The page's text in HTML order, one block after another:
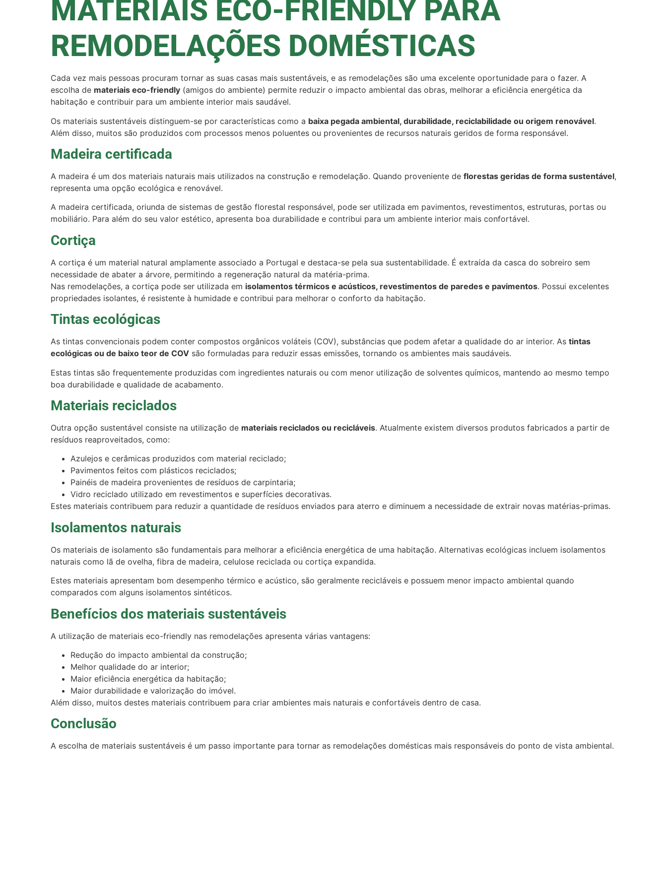
MATERIAIS ECO-FRIENDLY PARA
REMODELAÇÕES DOMÉSTICAS
Cada vez mais pessoas procuram tornar as suas casas mais sustentáveis, e as remodelações são uma excelente oportunidade para o fazer. A
escolha de materiais eco-friendly (amigos do ambiente) permite reduzir o impacto ambiental das obras, melhorar a eficiência energética da
habitação e contribuir para um ambiente interior mais saudável.
Os materiais sustentáveis distinguem-se por características como a baixa pegada ambiental, durabilidade, reciclabilidade ou origem renovável.
Além disso, muitos são produzidos com processos menos poluentes ou provenientes de recursos naturais geridos de forma responsável.
Madeira certificada
A madeira é um dos materiais naturais mais utilizados na construção e remodelação. Quando proveniente de florestas geridas de forma sustentável,
representa uma opção ecológica e renovável.
A madeira certificada, oriunda de sistemas de gestão florestal responsável, pode ser utilizada em pavimentos, revestimentos, estruturas, portas ou
mobiliário. Para além do seu valor estético, apresenta boa durabilidade e contribui para um ambiente interior mais confortável.
Cortiça
A cortiça é um material natural amplamente associado a Portugal e destaca-se pela sua sustentabilidade. É extraída da casca do sobreiro sem
necessidade de abater a árvore, permitindo a regeneração natural da matéria-prima.
Nas remodelações, a cortiça pode ser utilizada em isolamentos térmicos e acústicos, revestimentos de paredes e pavimentos. Possui excelentes
propriedades isolantes, é resistente à humidade e contribui para melhorar o conforto da habitação.
Tintas ecológicas
As tintas convencionais podem conter compostos orgânicos voláteis (COV), substâncias que podem afetar a qualidade do ar interior. As tintas
ecológicas ou de baixo teor de COV são formuladas para reduzir essas emissões, tornando os ambientes mais saudáveis.
Estas tintas são frequentemente produzidas com ingredientes naturais ou com menor utilização de solventes químicos, mantendo ao mesmo tempo
boa durabilidade e qualidade de acabamento.
Materiais reciclados
Outra opção sustentável consiste na utilização de materiais reciclados ou recicláveis. Atualmente existem diversos produtos fabricados a partir de
resíduos reaproveitados, como:
Azulejos e cerâmicas produzidos com material reciclado;
Pavimentos feitos com plásticos reciclados;
Painéis de madeira provenientes de resíduos de carpintaria;
Vidro reciclado utilizado em revestimentos e superfícies decorativas.
Estes materiais contribuem para reduzir a quantidade de resíduos enviados para aterro e diminuem a necessidade de extrair novas matérias-primas.
Isolamentos naturais
Os materiais de isolamento são fundamentais para melhorar a eficiência energética de uma habitação. Alternativas ecológicas incluem isolamentos
naturais como lã de ovelha, fibra de madeira, celulose reciclada ou cortiça expandida.
Estes materiais apresentam bom desempenho térmico e acústico, são geralmente recicláveis e possuem menor impacto ambiental quando
comparados com alguns isolamentos sintéticos.
Benefícios dos materiais sustentáveis
A utilização de materiais eco-friendly nas remodelações apresenta várias vantagens:
Redução do impacto ambiental da construção;
Melhor qualidade do ar interior;
Maior eficiência energética da habitação;
Maior durabilidade e valorização do imóvel.
Além disso, muitos destes materiais contribuem para criar ambientes mais naturais e confortáveis dentro de casa.
Conclusão
A escolha de materiais sustentáveis é um passo importante para tornar as remodelações domésticas mais responsáveis do ponto de vista ambiental.